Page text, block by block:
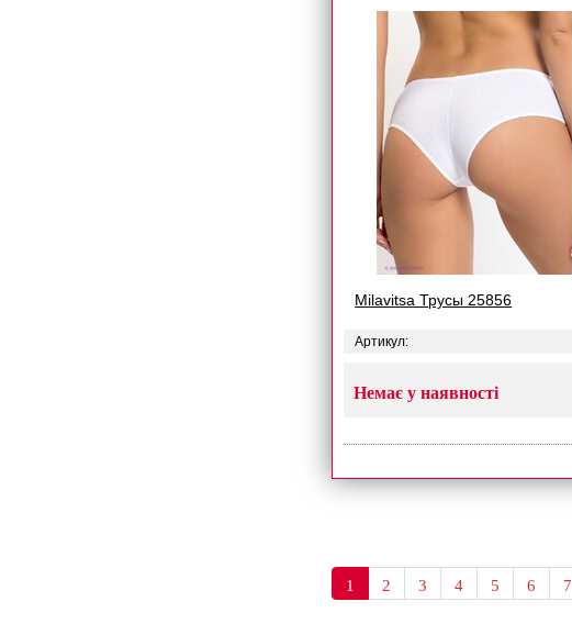
Milavitsa Трусы 25856
Артикул:
Немає у наявності
1 2 3 4 5 6 7